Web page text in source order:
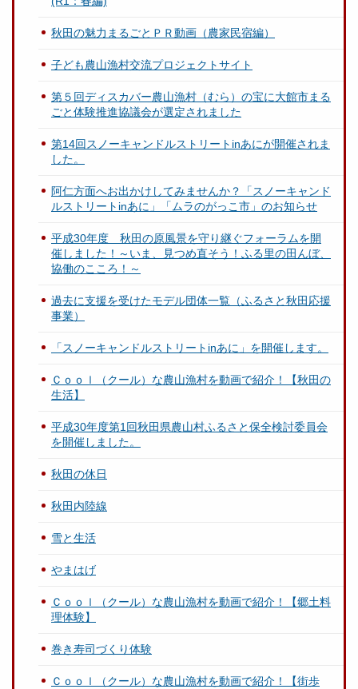
秋田の魅力まるごとＰＲ動画（農家民宿編）
子ども農山漁村交流プロジェクトサイト
第５回ディスカバー農山漁村（むら）の宝に大館市まる
ごと体験推進協議会が選定されました
第14回スノーキャンドルストリートinあにが開催されま
した。
阿仁方面へお出かけしてみませんか？「スノーキャンド
ルストリートinあに」「ムラのがっこ市」のお知らせ
平成30年度 秋田の原風景を守り継ぐフォーラムを開
催しました！～いま、見つめ直そう！ふる里の田んぼ、
協働のこころ！～
過去に支援を受けたモデル団体一覧（ふるさと秋田応援
事業）
「スノーキャンドルストリートinあに」を開催します。
Ｃｏｏｌ（クール）な農山漁村を動画で紹介！【秋田の
生活】
平成30年度第1回秋田県農山村ふるさと保全検討委員会
を開催しました。
秋田の休日
秋田内陸線
雪と生活
やまはげ
Ｃｏｏｌ（クール）な農山漁村を動画で紹介！【郷土料
理体験】
巻き寿司づくり体験
Ｃｏｏｌ（クール）な農山漁村を動画で紹介！【街歩